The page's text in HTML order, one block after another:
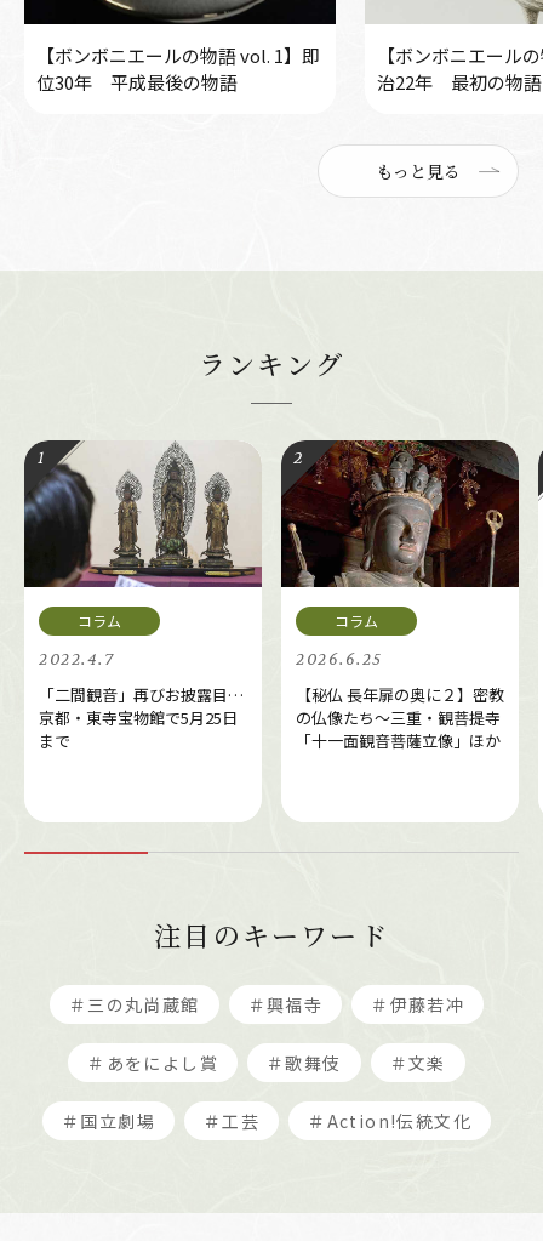
【ボンボニエールの物語 vol. 1】即
位30年 平成最後の物語
【ボンボニエール
治22年 最初の物語
もっと見る
ランキング
2022.4.7
「二間観音」再びお披露目…
京都・東寺宝物館で5月25日
まで
2026.6.25
【秘仏 長年扉の奥に２】密教
の仏像たち～三重・観菩提寺
「十一面観音菩薩立像」ほか
注目のキーワード
＃三の丸尚蔵館 ＃興福寺 ＃伊藤若冲
＃あをによし賞 ＃歌舞伎 ＃文楽
＃国立劇場 ＃工芸 ＃Action!伝統文化